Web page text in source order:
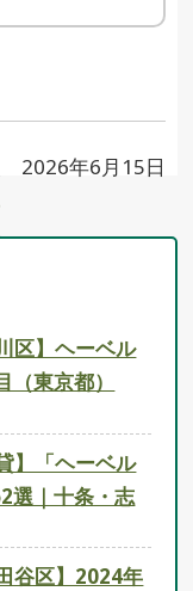
2026年6月15日
区】ヘーベル
東京都）
】「ヘーベル
選｜十条・志
谷区】2024年